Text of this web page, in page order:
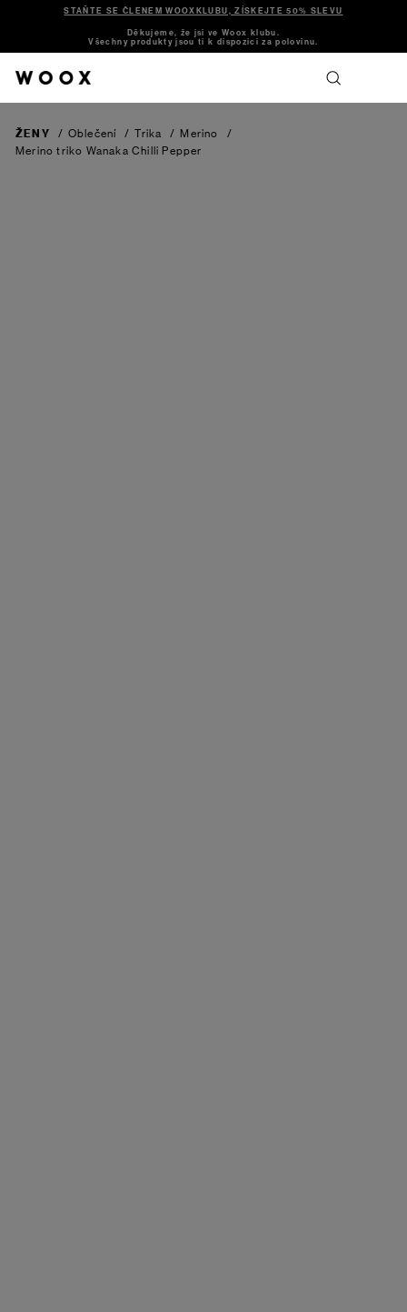
STAŇTE SE ČLENEM WOOXKLUBU, ZÍSKEJTE 50% SLEVU
Děkujeme, že jsi ve Woox klubu.
Všechny produkty jsou ti k dispozici za polovinu.
ŽENY / Oblečení / Trika / Merino
/
Merino triko Wanaka Chilli Pepper